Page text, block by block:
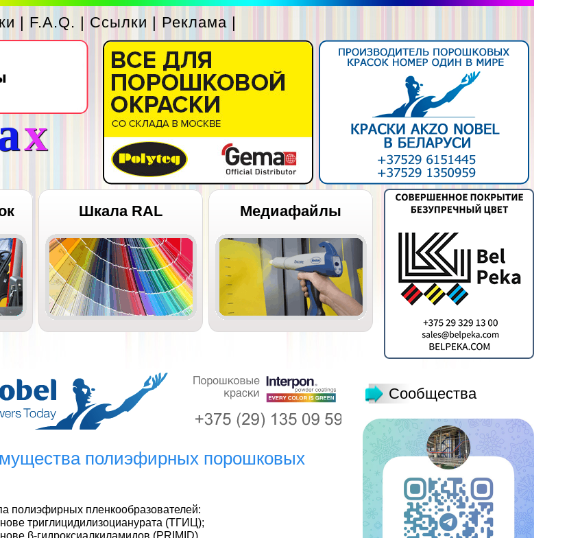
| F.A.Q. | Ссылки | Реклама |
х
Шкала RAL Медиафайлы
полиэфирных порошковых
полиэфирных пленкообразователей:
триглицидилизоцианурата (ТГИЦ);
β-гидроксиалкиламидов (PRIMID).
Сообщества